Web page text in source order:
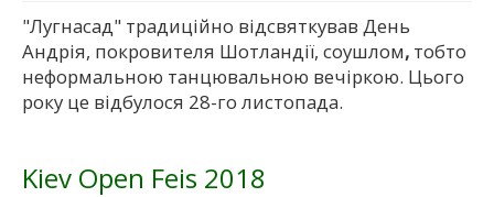
"Лугнасад" традиційно відсвяткував День
Андрія, покровителя Шотландії, соушлом, тобто
неформальною танцювальною вечіркою. Цього
року це відбулося 28-го листопада.
Kiev Open Feis 2018